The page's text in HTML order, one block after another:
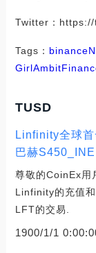
Twitter：
Tags： binance
Girl
TUSD
Linfinity全球
巴赫S450_INE
尊敬的CoinEx用
Linfinity的充值
LFT的交易.
1900/1/1